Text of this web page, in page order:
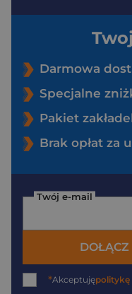
Darmowa
Specjalne
Pakiet
Brak opłat za
Twój e-mail
*Akceptujępolitykę